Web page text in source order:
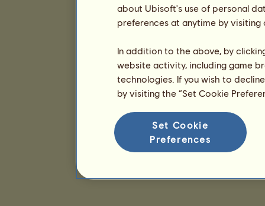
about Ubisoft's use of personal
preferences at anytime by
In addition to the above, by
website activity, including game
technologies. If you wish to
by visiting the “Set Cookie
Set Cookie
Preferences